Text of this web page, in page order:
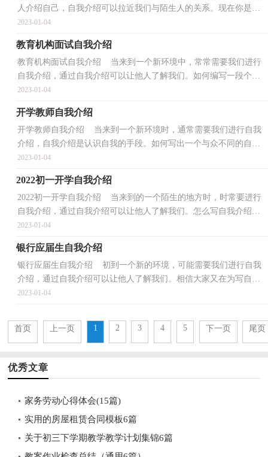
人介绍自己，自我介绍可以拉近我们与陌生人的关系。现在你是否
对自我介绍一筹莫展呢？下面是小编为大家整理的晋升...
2023-01-04
教育机构面试自我介绍
教育机构面试自我介绍 当来到一个新环境中，常常需要我们进行
自我介绍，通过自我介绍可以让他人了解我们。如何编写一段个性
的自我介绍？下面是小编帮大家整理的教育机构面试自...
2023-01-04
开学教师自我介绍
开学教师自我介绍 当来到一个新环境时，通常需要我们进行自我
介绍，自我介绍是认识自我的手段。如何写出一个与众不同的自我
介绍？下面是小编收集整理的开学教师自我介绍，欢迎大...
2023-01-04
2022初一开学自我介绍
2022初一开学自我介绍 当来到的一个陌生的地方时，时常要进行
自我介绍，通过自我介绍可以让他人了解我们。怎么写自我介绍才
能避免踩雷呢？下面是小编为大家整理的2022初一开学...
2023-01-04
银行应届生自我介绍
银行应届生自我介绍 初到一个新的环境，可能需要我们进行自我
介绍，通过自我介绍可以让他人了解我们。相信大家又在为写自我
介绍犯愁了吧！下面是小编帮大家整理的银行应届生自...
2023-01-04
首页 上一页 1 2 3 4 5 下一页 尾页
优秀文章
家务劳动心得体会(15篇)
实用的房屋租赁合同模板6篇
关于初三下学期教学教学计划集锦6篇